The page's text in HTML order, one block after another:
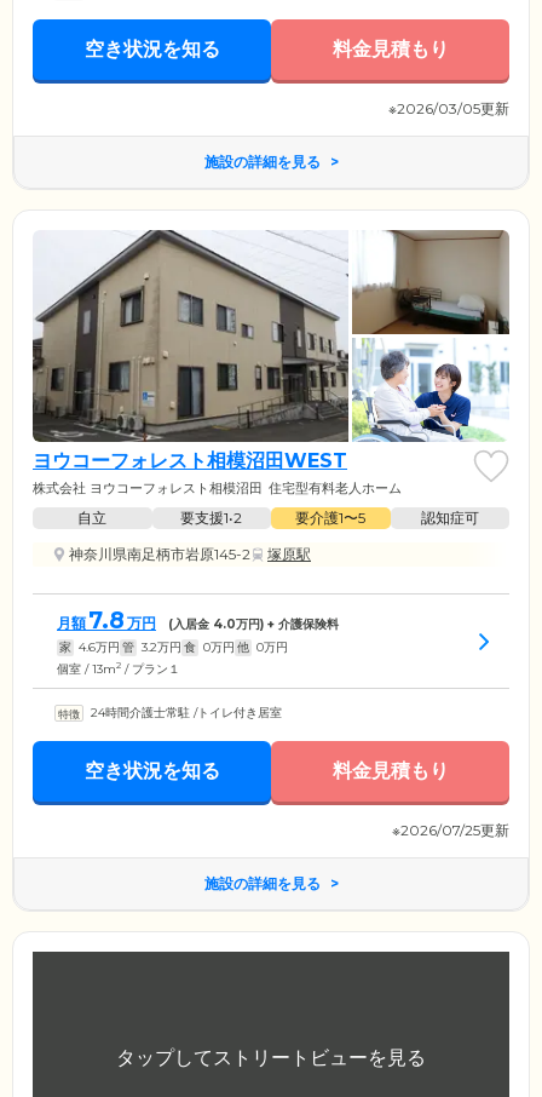
空き状況を知る 料金見積もり
※2026/03/05更新
施設の詳細を見る
ヨウコーフォレスト相模沼田WEST
株式会社 ヨウコーフォレスト相模沼田 住宅型有料老人ホーム
自立 要支援1•2 要介護1〜5
認知症可
神奈川県南足柄市岩原145-2
塚原駅
月額 7.8 万円 (入居金 4.0万円) + 介護保険料
家 4.6万円 管 3.2万円 食 0万円 他 0万円
個室 / 13m2 / プラン１
24時間介護士常駐 /トイレ付き居室
空き状況を知る 料金見積もり
※2026/07/25更新
施設の詳細を見る